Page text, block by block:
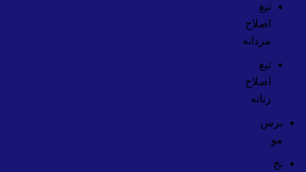
تیغ
اصلاح
مردانه
تیغ
اصلاح
زنانه
برس
مو
نخ